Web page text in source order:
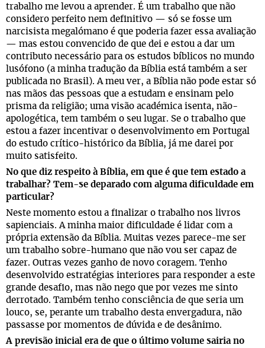
trabalho me levou a aprender. É um trabalho que não
considero perfeito nem definitivo — só se fosse um
narcisista megalómano é que poderia fazer essa avaliação
— mas estou convencido de que dei e estou a dar um
contributo necessário para os estudos bíblicos no mundo
lusófono (a minha tradução da Bíblia está também a ser
publicada no Brasil). A meu ver, a Bíblia não pode estar só
nas mãos das pessoas que a estudam e ensinam pelo
prisma da religião; uma visão académica isenta, não-
apologética, tem também o seu lugar. Se o trabalho que
estou a fazer incentivar o desenvolvimento em Portugal
do estudo crítico-histórico da Bíblia, já me darei por
muito satisfeito.
No que diz respeito à Bíblia, em que é que tem estado a
trabalhar? Tem-se deparado com alguma dificuldade em
particular?
Neste momento estou a finalizar o trabalho nos livros
sapienciais. A minha maior dificuldade é lidar com a
própria extensão da Bíblia. Muitas vezes parece-me ser
um trabalho sobre-humano que não vou ser capaz de
fazer. Outras vezes ganho de novo coragem. Tenho
desenvolvido estratégias interiores para responder a este
grande desafio, mas não nego que por vezes me sinto
derrotado. Também tenho consciência de que seria um
louco, se, perante um trabalho desta envergadura, não
passasse por momentos de dúvida e de desânimo.
A previsão inicial era de que o último volume sairia no